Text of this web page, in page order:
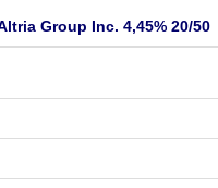
Group Inc. 4,45% 20/50